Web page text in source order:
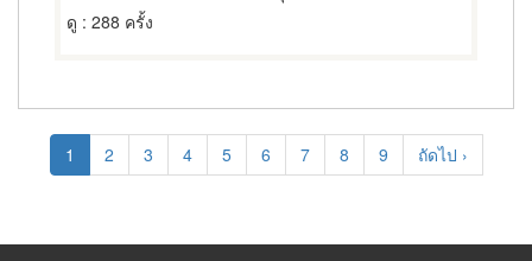
ดู : 288 ครั้ง
Pagination
Current
page
1 Page
2 Page
3 Page
4 Page
5 Page
6 Page
7 Page
8 Page
9
Next
page
ถัดไป ›